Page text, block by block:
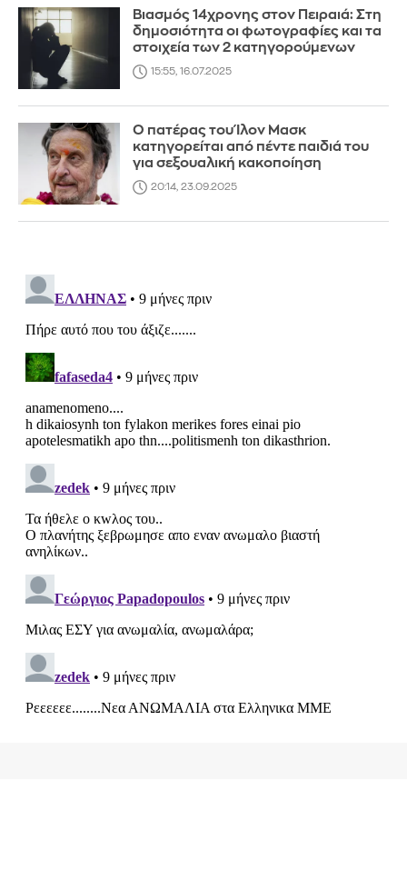
Βιασμός 14χρονης στον Πειραιά: Στη
δημοσιότητα οι φωτογραφίες και τα
στοιχεία των 2 κατηγορούμενων
15:55, 16.07.2025
Ο πατέρας του Ίλον Μασκ
κατηγορείται από πέντε παιδιά του
για σεξουαλική κακοποίηση
20:14, 23.09.2025